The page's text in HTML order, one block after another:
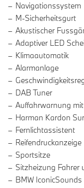
Navigationssystem
M-Sicherheitsgurt
Akustischer
Adaptiver LED
Klimaautomatik
Alarmanlage
DAB Tuner
Auffahrwarnung
Harman Kardon
Fernlichtassistent
Reifendruckanzeige
Sportsitze
Sitzheizung Fahrer
BMW IconicSounds